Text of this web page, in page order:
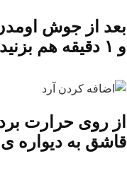
بعد از جوش
و ۱ دقیقه هم بزنید تا خمیر در وسط ظرف جمع بشه و یکدست بشه.
از روی حرارت
قاشق به دیواره